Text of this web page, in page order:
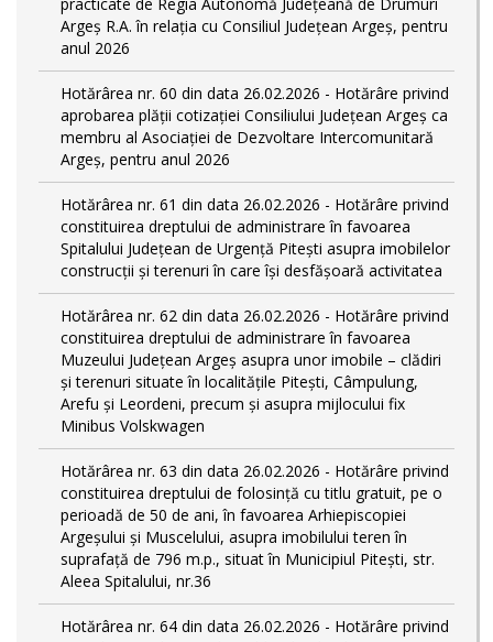
Argeș R.A. în relația cu Consiliul Județean Argeș, pentru
anul 2026
Hotărârea nr. 60 din data 26.02.2026 - Hotărâre privind
aprobarea plății cotizației Consiliului Județean Argeș ca
membru al Asociației de Dezvoltare Intercomunitară
Argeș, pentru anul 2026
Hotărârea nr. 61 din data 26.02.2026 - Hotărâre privind
constituirea dreptului de administrare în favoarea
Spitalului Județean de Urgență Pitești asupra imobilelor
construcții și terenuri în care își desfășoară activitatea
Hotărârea nr. 62 din data 26.02.2026 - Hotărâre privind
constituirea dreptului de administrare în favoarea
Muzeului Județean Argeș asupra unor imobile – clădiri
și terenuri situate în localitățile Pitești, Câmpulung,
Arefu și Leordeni, precum și asupra mijlocului fix
Minibus Volskwagen
Hotărârea nr. 63 din data 26.02.2026 - Hotărâre privind
constituirea dreptului de folosință cu titlu gratuit, pe o
perioadă de 50 de ani, în favoarea Arhiepiscopiei
Argeșului și Muscelului, asupra imobilului teren în
suprafață de 796 m.p., situat în Municipiul Pitești, str.
Aleea Spitalului, nr.36
Hotărârea nr. 64 din data 26.02.2026 - Hotărâre privind